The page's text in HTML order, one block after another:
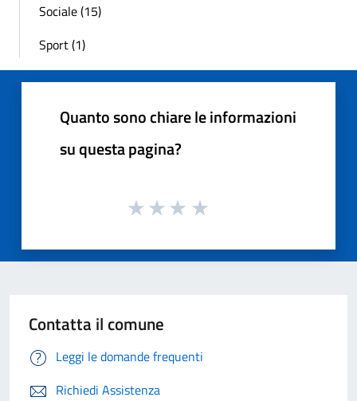
Sociale (15)
Sport (1)
Quanto sono chiare le informazioni
su questa pagina?
Contatta il comune
Leggi le domande frequenti
Richiedi Assistenza